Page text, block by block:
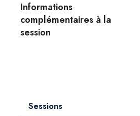
Informations
complémentaires à la
session
Sessions